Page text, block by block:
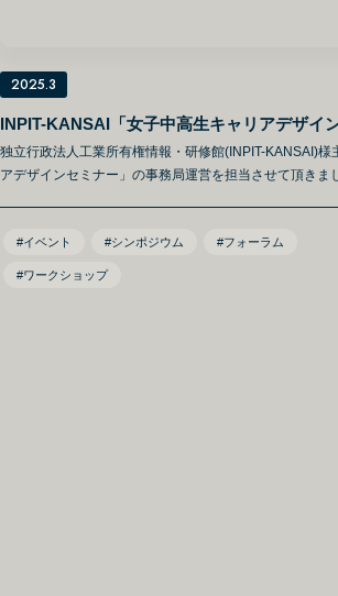
2025.3
INPIT-KANSAI「女子中高生キャリアデザイ
独立行政法人工業所有権情報・研修館(INPIT-KANSAI)様
アデザインセミナー」の事務局運営を担当させて頂きま
#イベント #シンポジウム #フォーラム
#ワークショップ